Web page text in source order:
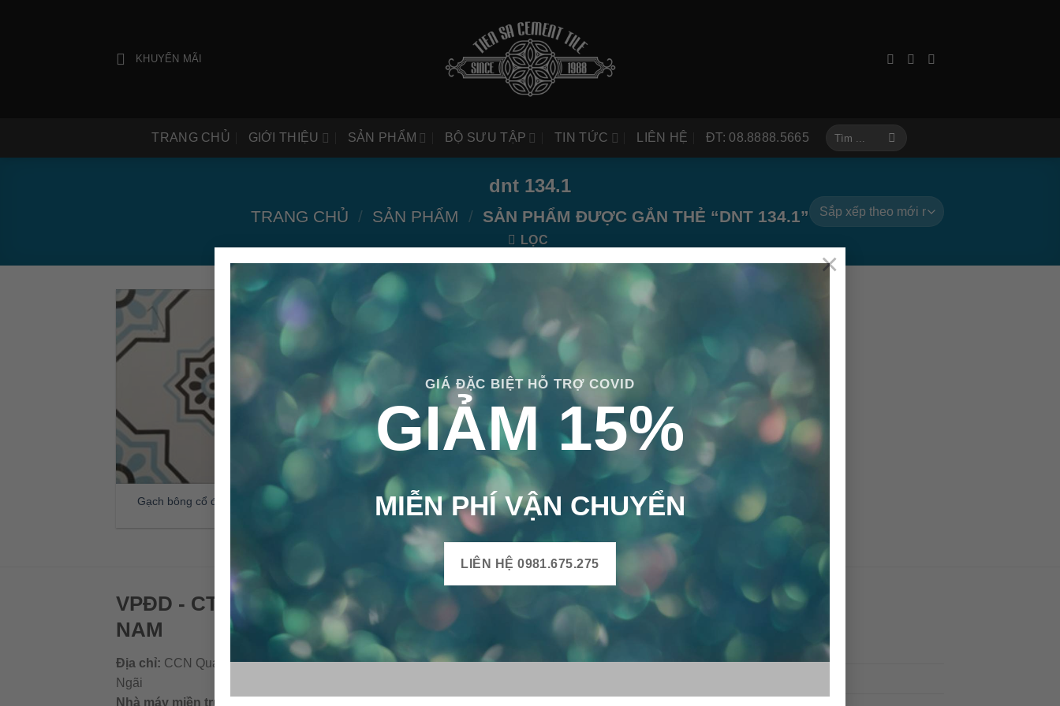
GIÁ ĐẶC BIỆT HỖ TRỢ COVID
GIẢM 15%
MIỄN PHÍ VẬN CHUYỂN
LIÊN HỆ 0981.675.275
×
KHUYẾN MÃI
TRANG CHỦ GIỚI THIỆU SẢN PHẨM BỘ SƯU TẬP TIN TỨC LIÊN HỆ ĐT: 08.8888.5665
dnt 134.1
TRANG CHỦ / SẢN PHẨM / SẢN PHẨM ĐƯỢC GẮN THẺ “DNT 134.1”
LỌC
Gạch bông cổ điển CTS 134.1
VPĐD - CTY TNHH GẠCH BÔNG VIỆT
NAM
Địa chỉ: CCN Quán Lát, Xã Đức Chánh, Huyện Mộ Đức, Tỉnh Quảng
Ngãi
Nhà máy miền trung:
THÔNG TIN SẢN PHẨM
Mô tả sản phẩm gạch bông